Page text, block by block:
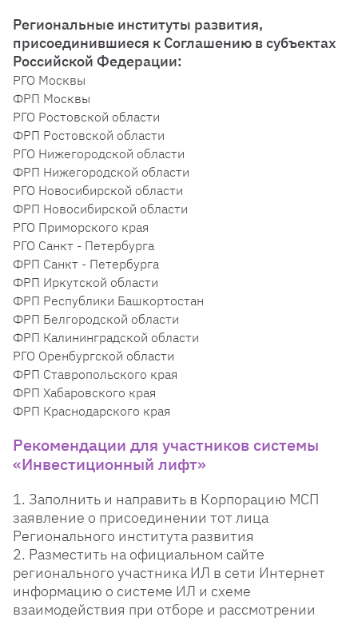
Региональные институты развития,
присоединившиеся к Соглашению в субъектах
Российской Федерации:
РГО Москвы
ФРП Москвы
РГО Ростовской области
ФРП Ростовской области
РГО Нижегородской области
ФРП Нижегородской области
РГО Новосибирской области
ФРП Новосибирской области
РГО Приморского края
РГО Санкт - Петербурга
ФРП Санкт - Петербурга
ФРП Иркутской области
ФРП Республики Башкортостан
ФРП Белгородской области
ФРП Калининградской области
РГО Оренбургской области
ФРП Ставропольского края
ФРП Хабаровского края
ФРП Краснодарского края
Рекомендации для участников системы
«Инвестиционный лифт»
1. Заполнить и направить в Корпорацию МСП
заявление о присоединении тот лица
Регионального института развития
2. Разместить на официальном сайте
регионального участника ИЛ в сети Интернет
информацию о системе ИЛ и схеме
взаимодействия при отборе и рассмотрении